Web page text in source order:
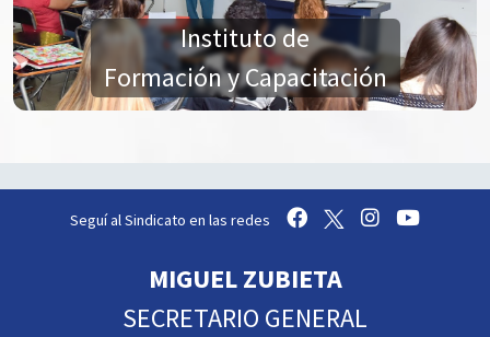
Instituto de
Formación y Capacitación
Seguí al Sindicato en las redes
MIGUEL ZUBIETA
SECRETARIO GENERAL